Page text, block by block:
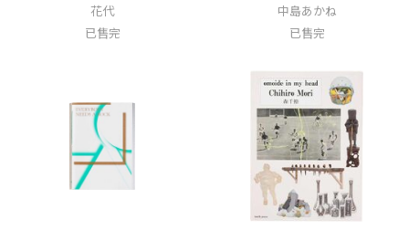
花代
已售完
中島あかね
已售完